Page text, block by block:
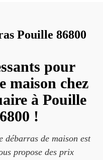
Pouille 86800
pour
maison chez
à Pouille
!
débarras de maison est
propose des prix